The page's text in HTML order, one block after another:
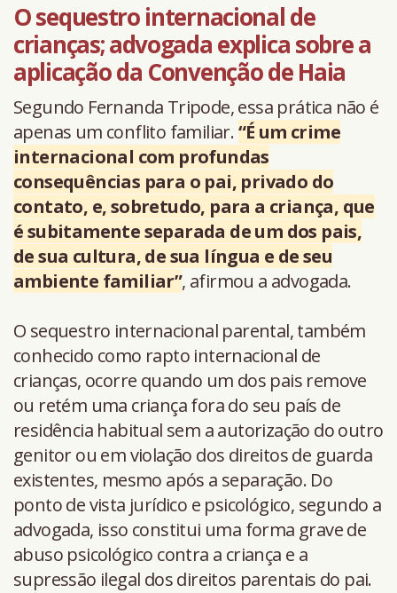
O sequestro internacional de
crianças; advogada explica sobre a
aplicação da Convenção de Haia
Segundo Fernanda Tripode, essa prática não é
apenas um conflito familiar.“É um crime
internacional com profundas
consequências para o pai, privado do
contato, e, sobretudo, para a criança, que
é subitamente separada de um dos pais,
de sua cultura, de sua língua e de seu
ambiente familiar”, afirmou a advogada.
O sequestro internacional parental, também
conhecido como rapto internacional de
crianças, ocorre quando um dos pais remove
ou retém uma criança fora do seu país de
residência habitual sem a autorização do outro
genitor ou em violação dos direitos de guarda
existentes, mesmo após a separação. Do
ponto de vista jurídico e psicológico, segundo a
advogada, isso constitui uma forma grave de
abuso psicológico contra a criança e a
supressão ilegal dos direitos parentais do pai.